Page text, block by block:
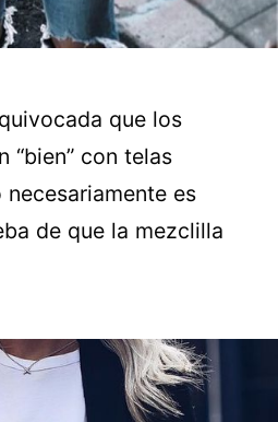
que los
“bien” con telas
es
de que la mezclilla